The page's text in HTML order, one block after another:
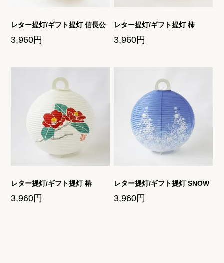
レター提灯/ギフト提灯 信長公
3,960円
レター提灯/ギフト提灯 柿
3,960円
レター提灯/ギフト提灯 椿
3,960円
レター提灯/ギフト提灯 SNOW
3,960円